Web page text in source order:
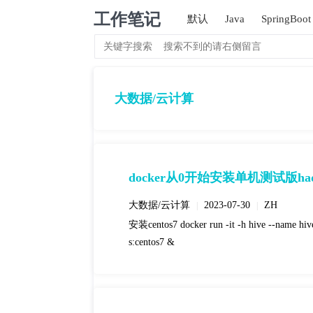
工作笔记 默认 Java SpringBoot
大数据/云计算
docker从0开始安装单机测试版
大数据/云计算 2023-07-30
ZH
安装centos7 docker run -it -h hive --name
s:centos7 &